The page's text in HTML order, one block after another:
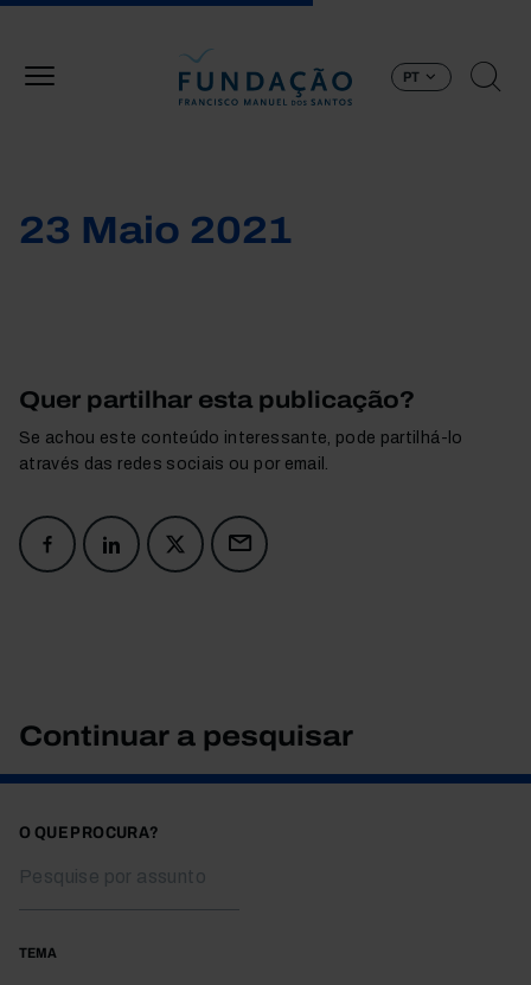
PT
23 Maio 2021
Quer partilhar esta publicação?
Se achou este conteúdo interessante, pode partilhá-lo
através das redes sociais ou por email.
Continuar a pesquisar
O QUE PROCURA?
TEMA